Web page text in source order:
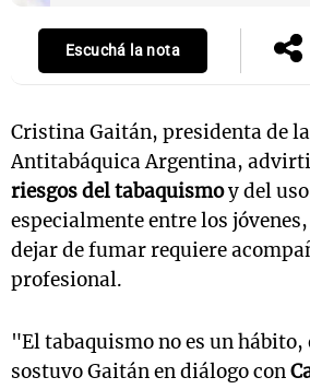
Escuchá la nota
Cristina Gaitán, presidenta de
Antitabáquica Argentina,
riesgos del tabaquismoy del
especialmente entre los
dejar de fumar requiere
profesional.
"El tabaquismo no es un
sostuvo Gaitán en diálogo con